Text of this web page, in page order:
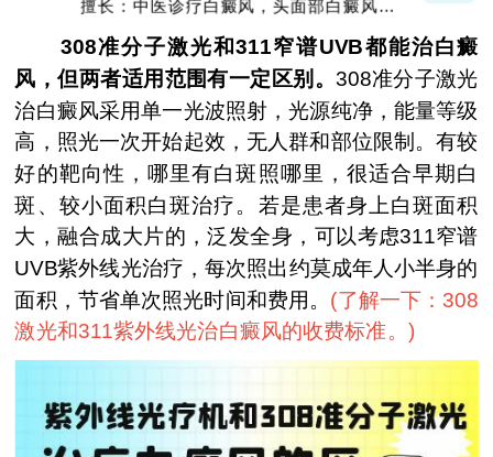
擅长：中医诊疗白癜风，头面部白癜风，青
308准分子激光和311窄谱UVB都能治白癜
风，但两者适用范围有一定区别。308准分子激光
治白癜风采用单一光波照射，光源纯净，能量等级
高，照光一次开始起效，无人群和部位限制。有较
好的靶向性，哪里有白斑照哪里，很适合早期白
斑、较小面积白斑治疗。若是患者身上白斑面积
大，融合成大片的，泛发全身，可以考虑311窄谱
UVB紫外线光治疗，每次照出约莫成年人小半身的
面积，节省单次照光时间和费用。 (了解一下：308
激光和311紫外线光治白癜风的收费标准。 )